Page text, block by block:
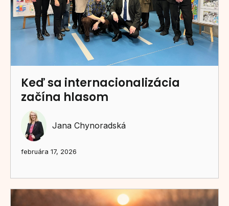
Keď sa internacionalizácia
začína hlasom
Jana Chynoradská
februára 17, 2026